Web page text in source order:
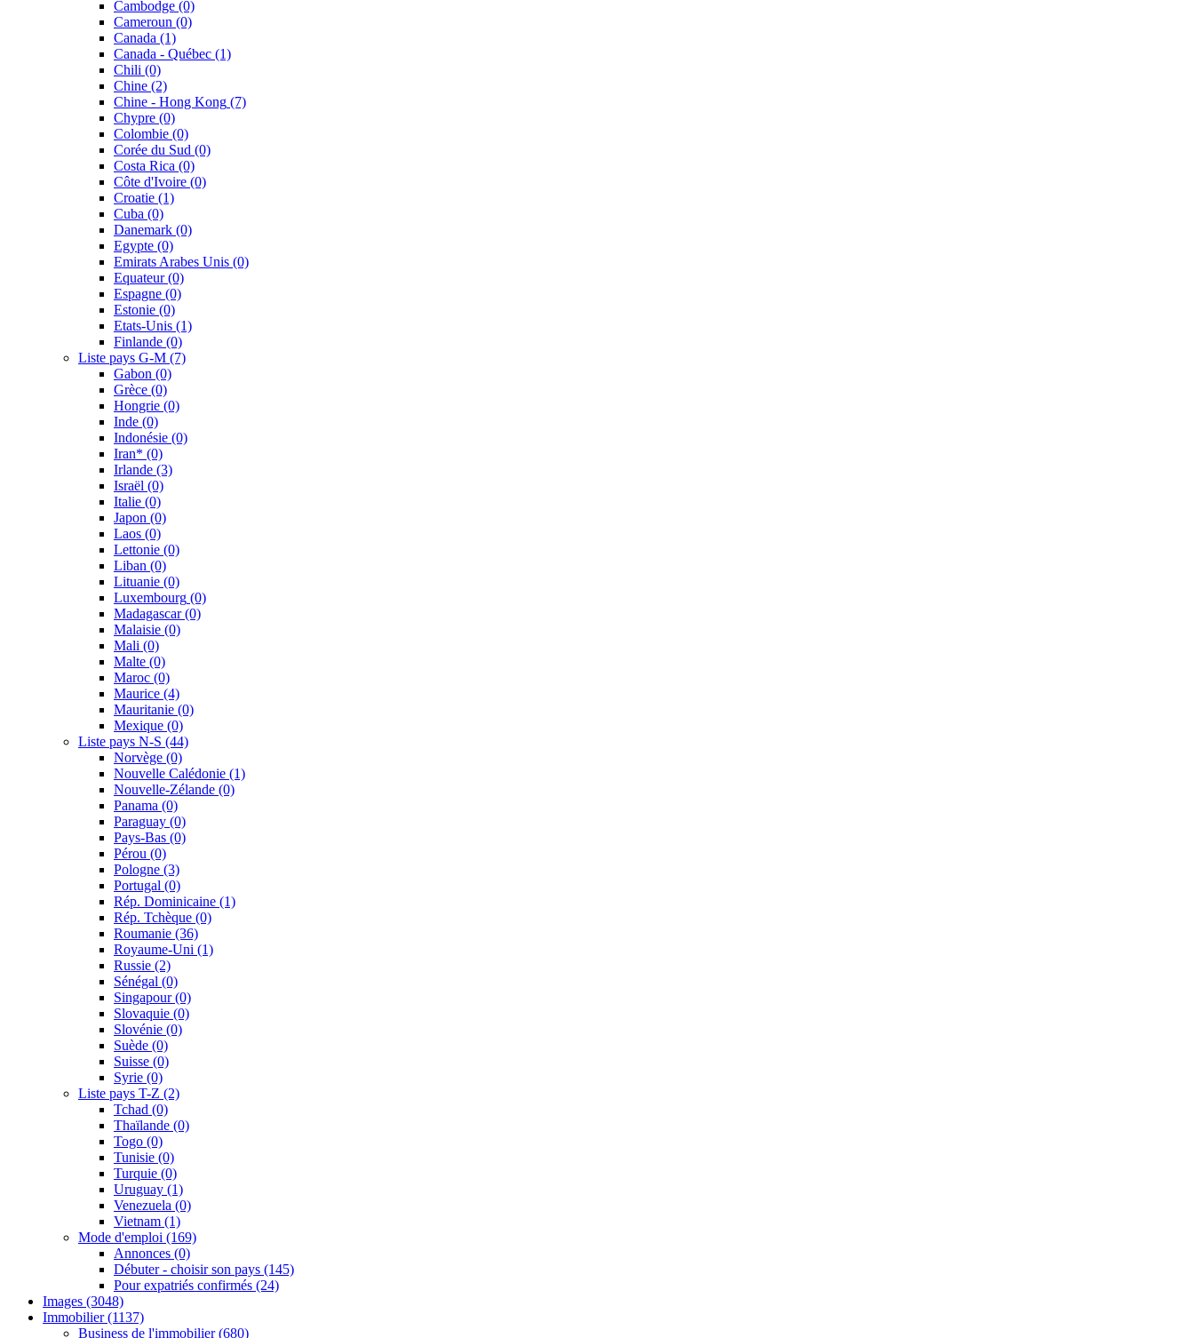
Cambodge (0)
Cameroun (0)
Canada (1)
Canada - Québec (1)
Chili (0)
Chine (2)
Chine - Hong Kong (7)
Chypre (0)
Colombie (0)
Corée du Sud (0)
Costa Rica (0)
Côte d'Ivoire (0)
Croatie (1)
Cuba (0)
Danemark (0)
Egypte (0)
Emirats Arabes Unis (0)
Equateur(0)
Espagne (0)
Estonie (0)
Etats-Unis (1)
Finlande (0)
Liste pays G-M (7)
Gabon (0)
Grèce (0)
Hongrie (0)
Inde (0)
Indonésie (0)
Iran* (0)
Irlande (3)
Israël (0)
Italie (0)
Japon (0)
Laos (0)
Lettonie (0)
Liban (0)
Lituanie (0)
Luxembourg (0)
Madagascar(0)
Malaisie (0)
Mali (0)
Malte (0)
Maroc (0)
Maurice (4)
Mauritanie (0)
Mexique (0)
Liste pays N-S (44)
Norvège (0)
Nouvelle Calédonie (1)
Nouvelle-Zélande (0)
Panama (0)
Paraguay (0)
Pays-Bas (0)
Pérou (0)
Pologne (3)
Portugal (0)
Rép. Dominicaine (1)
Rép. Tchèque (0)
Roumanie (36)
Royaume-Uni (1)
Russie (2)
Sénégal (0)
Singapour(0)
Slovaquie (0)
Slovénie (0)
Suède (0)
Suisse (0)
Syrie (0)
Liste pays T-Z (2)
Tchad (0)
Thaïlande (0)
Togo (0)
Tunisie (0)
Turquie (0)
Uruguay (1)
Venezuela (0)
Vietnam (1)
Mode d'emploi (169)
Annonces (0)
Débuter - choisir son pays (145)
Pour expatriés confirmés (24)
Images (3048)
Immobilier(1137)
Business de l'immobilier(680)